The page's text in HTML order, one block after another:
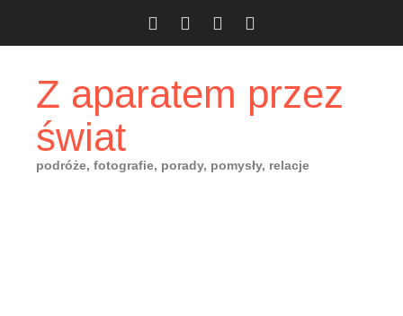
Z aparatem przez
świat
podróże, fotografie, porady, pomysły, relacje